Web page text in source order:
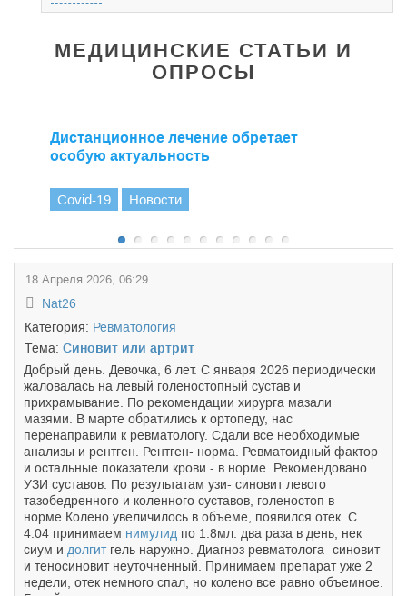
МЕДИЦИНСКИЕ СТАТЬИ И
ОПРОСЫ
Дистанционное лечение обретает
особую актуальность
Covid-19 Новости
18 Апреля 2026, 06:29
Nat26
Категория: Ревматология
Тема: Синовит или артрит
Добрый день. Девочка, 6 лет. С января 2026 периодически
жаловалась на левый голеностопный сустав и
прихрамывание. По рекомендации хирурга мазали
мазями. В марте обратились к ортопеду, нас
перенаправили к ревматологу. Сдали все необходимые
анализы и рентген. Рентген- норма. Ревматоидный фактор
и остальные показатели крови - в норме. Рекомендовано
УЗИ суставов. По результатам узи- синовит левого
тазобедренного и коленного суставов, голеностоп в
норме.Колено увеличилось в объеме, появился отек. С
4.04 принимаем нимулид по 1.8мл. два раза в день, нек
сиум и долгитгель наружно. Диагноз ревматолога- синовит
и теносиновит неуточненный. Принимаем препарат уже 2
недели, отек немного спал, но колено все равно объемное.